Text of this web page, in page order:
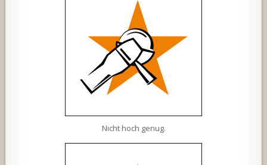
Nicht hoch genug.